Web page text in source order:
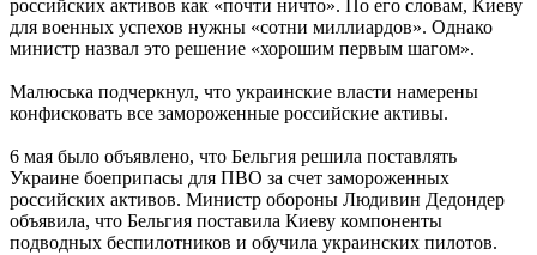
российских активов как «почти ничто». По его словам, Киеву
для военных успехов нужны «сотни миллиардов». Однако
министр назвал это решение «хорошим первым шагом».
Малюська подчеркнул, что украинские власти намерены
конфисковать все замороженные российские активы.
6 мая было объявлено, что Бельгия решила поставлять
Украине боеприпасы для ПВО за счет замороженных
российских активов. Министр обороны Людивин Дедондер
объявила, что Бельгия поставила Киеву компоненты
подводных беспилотников и обучила украинских пилотов.